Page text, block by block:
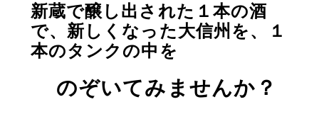
新蔵で醸し出された１本の酒
で、新しくなった大信州を、１
本のタンクの中を
のぞいてみませんか？